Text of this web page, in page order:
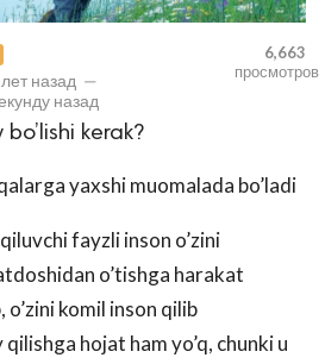
назад —
назад
6,663
просмотров
kerak?
yaxshi muomalada bo’ladi
fayzli inson o’zini
o’tishga harakat
komil inson qilib
hojat ham yo’q, chunki u